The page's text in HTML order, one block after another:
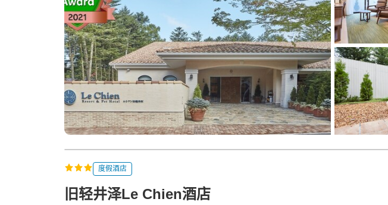
s
e
a
r
c
h
度假酒店
旧轻井泽Le Chien酒店